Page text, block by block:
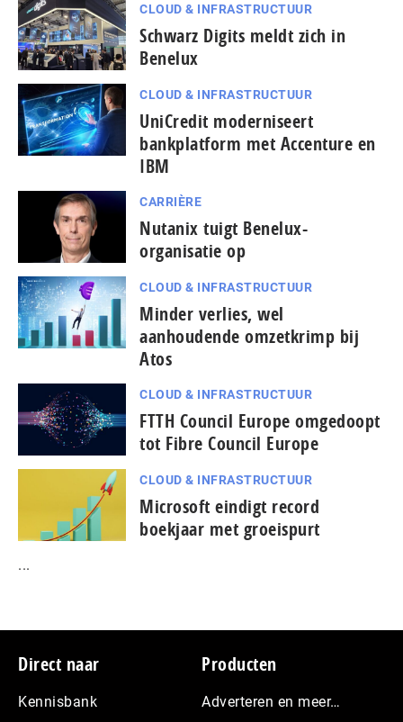
CLOUD & INFRASTRUCTUUR
Schwarz Digits meldt zich in
Benelux
CLOUD & INFRASTRUCTUUR
UniCredit moderniseert
bankplatform met Accenture en
IBM
CARRIÈRE
Nutanix tuigt Benelux-
organisatie op
CLOUD & INFRASTRUCTUUR
Minder verlies, wel
aanhoudende omzetkrimp bij
Atos
CLOUD & INFRASTRUCTUUR
FTTH Council Europe omgedoopt
tot Fibre Council Europe
CLOUD & INFRASTRUCTUUR
Microsoft eindigt record
boekjaar met groeispurt
...
Footer
Direct naar
Kennisbank
Producten
Adverteren en meer…